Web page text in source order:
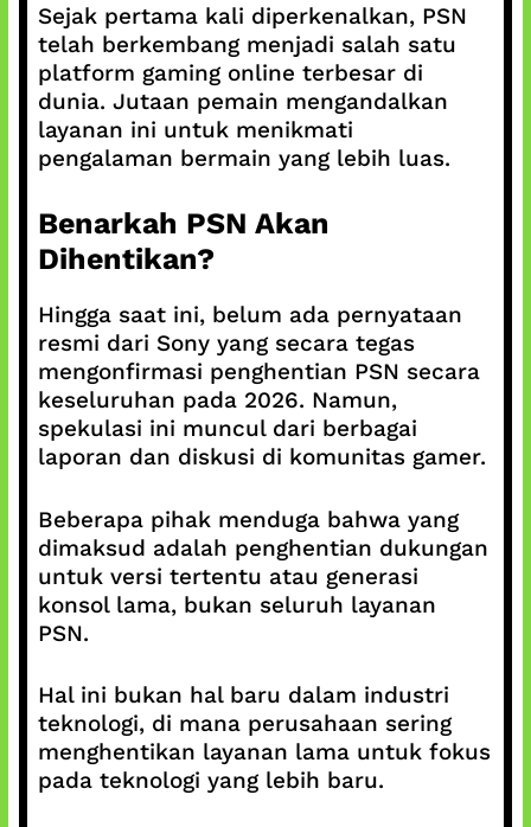
Sejak pertama kali diperkenalkan, PSN
telah berkembang menjadi salah satu
platform gaming online terbesar di
dunia. Jutaan pemain mengandalkan
layanan ini untuk menikmati
pengalaman bermain yang lebih luas.
Benarkah PSN Akan
Dihentikan?
Hingga saat ini, belum ada pernyataan
resmi dari Sony yang secara tegas
mengonfirmasi penghentian PSN secara
keseluruhan pada 2026. Namun,
spekulasi ini muncul dari berbagai
laporan dan diskusi di komunitas gamer.
Beberapa pihak menduga bahwa yang
dimaksud adalah penghentian dukungan
untuk versi tertentu atau generasi
konsol lama, bukan seluruh layanan
PSN.
Hal ini bukan hal baru dalam industri
teknologi, di mana perusahaan sering
menghentikan layanan lama untuk fokus
pada teknologi yang lebih baru.